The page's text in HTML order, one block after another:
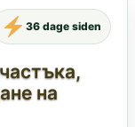
на
36 dage siden